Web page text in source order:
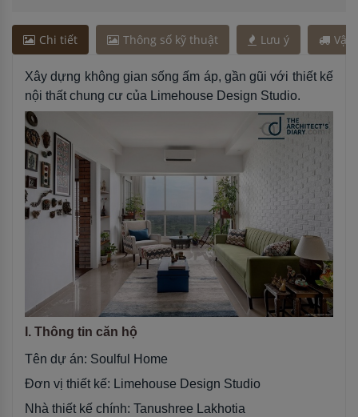
Chi tiết Thông số kỹ thuật Lưu ý Vận
Xây dựng không gian sống ấm áp, gần gũi với thiết kế
nội thất chung cư của Limehouse Design Studio.
I. Thông tin căn hộ
Tên dự án: Soulful Home
Đơn vị thiết kế: Limehouse Design Studio
Nhà thiết kế chính: Tanushree Lakhotia